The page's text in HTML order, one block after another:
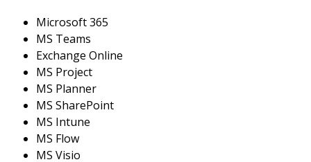
Microsoft 365
MS Teams
Exchange Online
MS Project
MS Planner
MS SharePoint
MS Intune
MS Flow
MS Visio